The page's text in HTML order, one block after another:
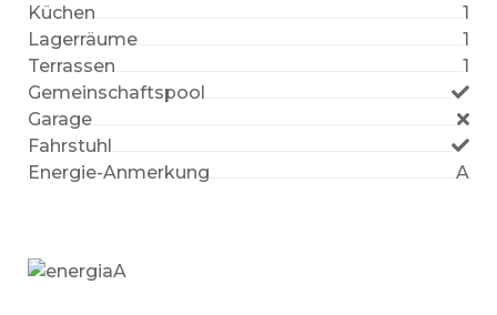
Küchen
1
Lagerräume
1
Terrassen
1
Gemeinschaftspool
Garage
Fahrstuhl
Energie-Anmerkung
A
A